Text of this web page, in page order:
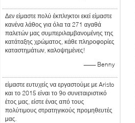
Δεν είμαστε πολύ έκπληκτοι εκεί είμαστε
κανένα λάθος για όλα τα 271 αγαθά
παλετών μας συμπεριλαμβανομένης της
κατάταξης χρώματος, κάθε πληροφορίες
καταστημάτων, καλοψημένες!
—— Benny
είμαστε ευτυχείς να εργαστούμε με Aristo
και το 2015 είναι το 9ο συνεταιριστικό
έτος μας, είστε ένας από τους
πολύτιμους στρατηγικούς προμηθευτές
μας.